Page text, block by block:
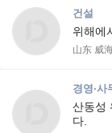
건설
위해에
山东 威
경영·사
산동성
다.